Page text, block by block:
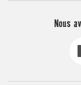
Nous